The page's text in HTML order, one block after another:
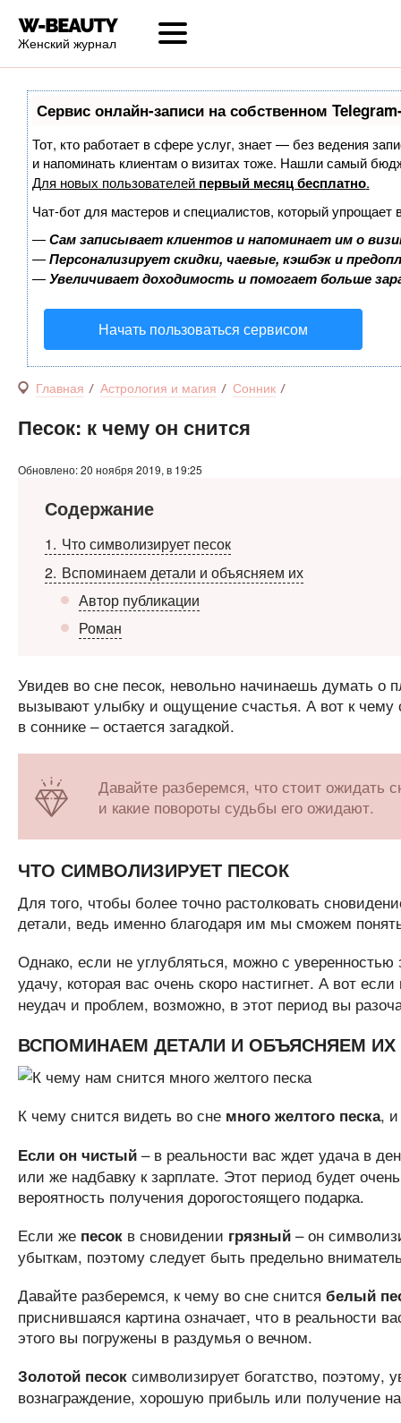
Женский журнал
Сервис онлайн-записи на собственном
Тот, кто работает в сфере услуг, знает — без ведения
и напоминать клиентам о визитах тоже. Нашли самый
Для новых пользователей первый месяц бесплатно.
Чат-бот для мастеров и специалистов, который упрощает
—Сам записывает клиентов и напоминает им о
—Персонализирует скидки, чаевые, кэшбэк и
—Увеличивает доходимость и помогает больше
Начать пользоваться сервисом
Главная Астрология и магия Сонник
Песок: к чему он снится
Обновлено: 20 ноября 2019, в 19:25
Содержание
1
Что символизирует песок
2 Вспоминаем детали и объясняем их
Автор публикации
Роман
Увидев во сне песок, невольно начинаешь думать
вызывают улыбку и ощущение счастья. А вот к чему
в соннике – остается загадкой.
Давайте разберемся, что стоит ожидать
и какие повороты судьбы его ожидают.
ЧТО СИМВОЛИЗИРУЕТ ПЕСОК
Для того, чтобы более точно растолковать
детали, ведь именно благодаря им мы сможем
Однако, если не углубляться, можно с уверенностью
удачу, которая вас очень скоро настигнет. А вот
неудач и проблем, возможно, в этот период вы
ВСПОМИНАЕМ ДЕТАЛИ И ОБЪЯСНЯЕМ ИХ
К чему снится видеть во сне много желтого песка, и
Если он чистый– в реальности вас ждет удача в
или же надбавку к зарплате. Этот период будет
вероятность получения дорогостоящего подарка.
Если же песокв сновидении грязный– он
убыткам, поэтому следует быть предельно
Давайте разберемся, к чему во сне снится белый
приснившаяся картина означает, что в реальности
этого вы погружены в раздумья о вечном.
Золотой песоксимволизирует богатство, поэтому,
вознаграждение, хорошую прибыль или получение